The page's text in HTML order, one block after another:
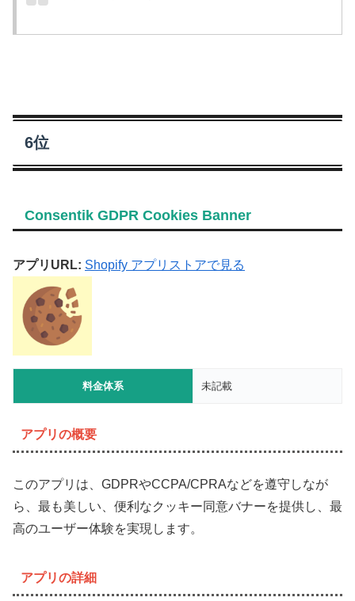
6位
Consentik GDPR Cookies Banner
アプリURL: Shopify アプリストアで見る
料金体系 未記載
アプリの概要
このアプリは、GDPRやCCPA/CPRAなどを遵守しなが
ら、最も美しい、便利なクッキー同意バナーを提供し、最
高のユーザー体験を実現します。
アプリの詳細